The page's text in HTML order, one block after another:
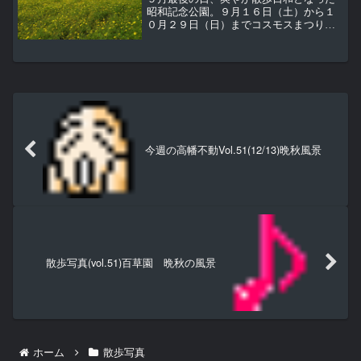
昭和記念公園。９月１６日（土）から１
０月２９日（日）までコスモスまつりが
の園内３ヶ所で開花リレーが楽しめる。
今週の高幡不動Vol.51(12/13)晩秋風景
散歩写真(vol.51)百草園 晩秋の風景
ホーム 散歩写真